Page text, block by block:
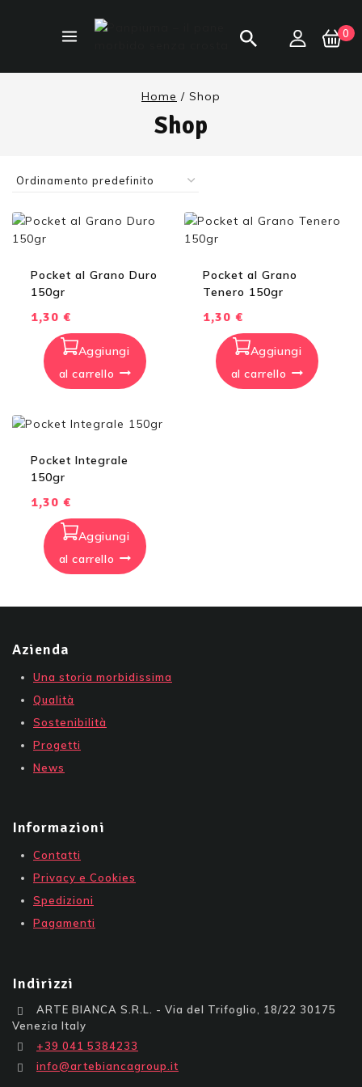
0
Home / Shop
Shop
Pocket al Grano Duro
150gr
1,30 €
Aggiungi
al carrello
Pocket al Grano
Tenero 150gr
1,30 €
Aggiungi
al carrello
Pocket Integrale
150gr
1,30 €
Aggiungi
al carrello
Azienda
Una storia morbidissima
Qualità
Sostenibilità
Progetti
News
Informazioni
Contatti
Privacy e Cookies
Spedizioni
Pagamenti
Indirizzi
ARTE BIANCA S.R.L. - Via del Trifoglio, 18/22 30175
Venezia Italy
+39 041 5384233
info@artebiancagroup.it